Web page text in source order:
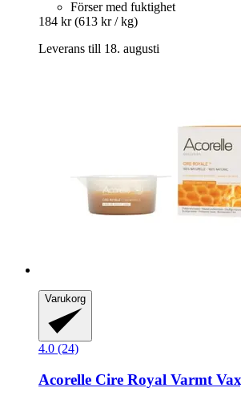
Förser med fuktighet
184 kr (613 kr / kg)
Leverans till 18. augusti
Varukorg
4.0 (24)
Acorelle Cire Royal Varmt